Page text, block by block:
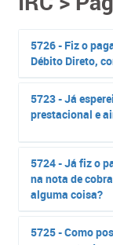
5726 - Fiz o
Débito Direto,
5723 - Já
prestacional e
5724 - Já fiz o
na nota de
alguma coisa?
5725 - Como